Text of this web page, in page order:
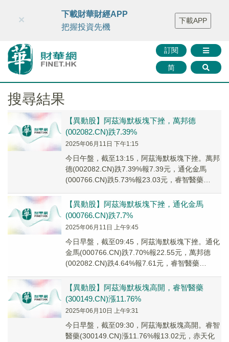
財華智庫網 FINTV FINMETA 財華證券 媒體矩陣
智庫沙龍
聯絡我們
訂閱
简
×
下載財華財經APP
把握投資先機
下載APP
搜尋結果
【異動股】阿茲海默板塊下挫，萬邦德
(002082.CN)跌7.39%
2025年06月11日 下午1:15
今日午盤，截至13:15，阿茲海默板塊下挫。萬邦
德(002082.CN)跌7.39%報7.39元，通化金馬
(000766.CN)跌5.73%報23.03元，睿智醫藥
【異動股】阿茲海默板塊下挫，通化金馬
(000766.CN)跌7.7%
2025年06月11日 上午9:45
今日早盤，截至09:45，阿茲海默板塊下挫。通化
金馬(000766.CN)跌7.70%報22.55元，萬邦德
(002082.CN)跌4.64%報7.61元，睿智醫藥
【異動股】阿茲海默板塊高開，睿智醫藥
(300149.CN)漲11.76%
2025年06月10日 上午9:31
今日早盤，截至09:30，阿茲海默板塊高開。睿智
醫藥(300149.CN)漲11.76%報13.02元，赤天化